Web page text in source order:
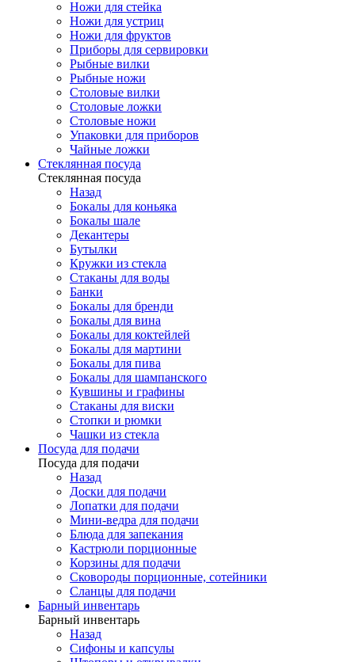
Ножи для стейка
Ножи для устриц
Ножи для фруктов
Приборы для сервировки
Рыбные вилки
Рыбные ножи
Столовые вилки
Столовые ложки
Столовые ножи
Упаковки для приборов
Чайные ложки
Стеклянная посуда
Стеклянная посуда
Назад
Бокалы для коньяка
Бокалы шале
Декантеры
Бутылки
Кружки из стекла
Стаканы для воды
Банки
Бокалы для бренди
Бокалы для вина
Бокалы для коктейлей
Бокалы для мартини
Бокалы для пива
Бокалы для шампанского
Кувшины и графины
Стаканы для виски
Стопки и рюмки
Чашки из стекла
Посуда для подачи
Посуда для подачи
Назад
Доски для подачи
Лопатки для подачи
Мини-ведра для подачи
Блюда для запекания
Кастрюли порционные
Корзины для подачи
Сковороды порционные, сотейники
Сланцы для подачи
Барный инвентарь
Барный инвентарь
Назад
Сифоны и капсулы